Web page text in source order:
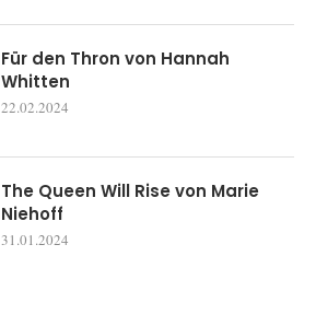
Für den Thron von Hannah
Whitten
22.02.2024
The Queen Will Rise von Marie
Niehoff
31.01.2024